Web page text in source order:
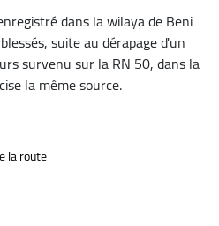
dans la wilaya de Beni
suite au dérapage d'un
survenu sur la RN 50, dans la
la même source.
la route